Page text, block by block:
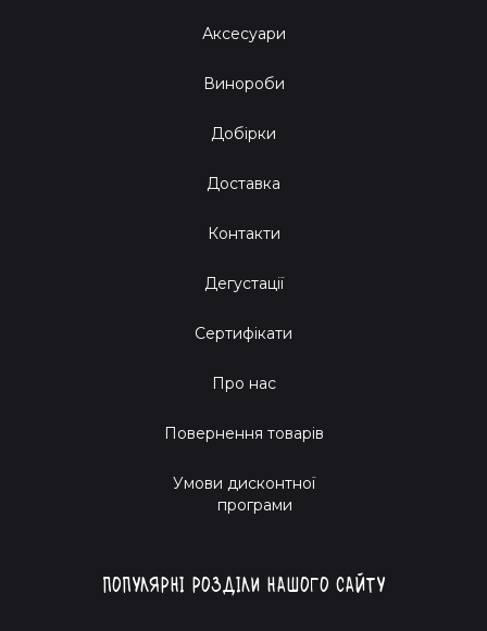
Аксесуари
Винороби
Добірки
Доставка
Контакти
Дегустації
Сертифікати
Про нас
Повернення товарів
Умови дисконтної
програми
Популярні розділи нашого сайту